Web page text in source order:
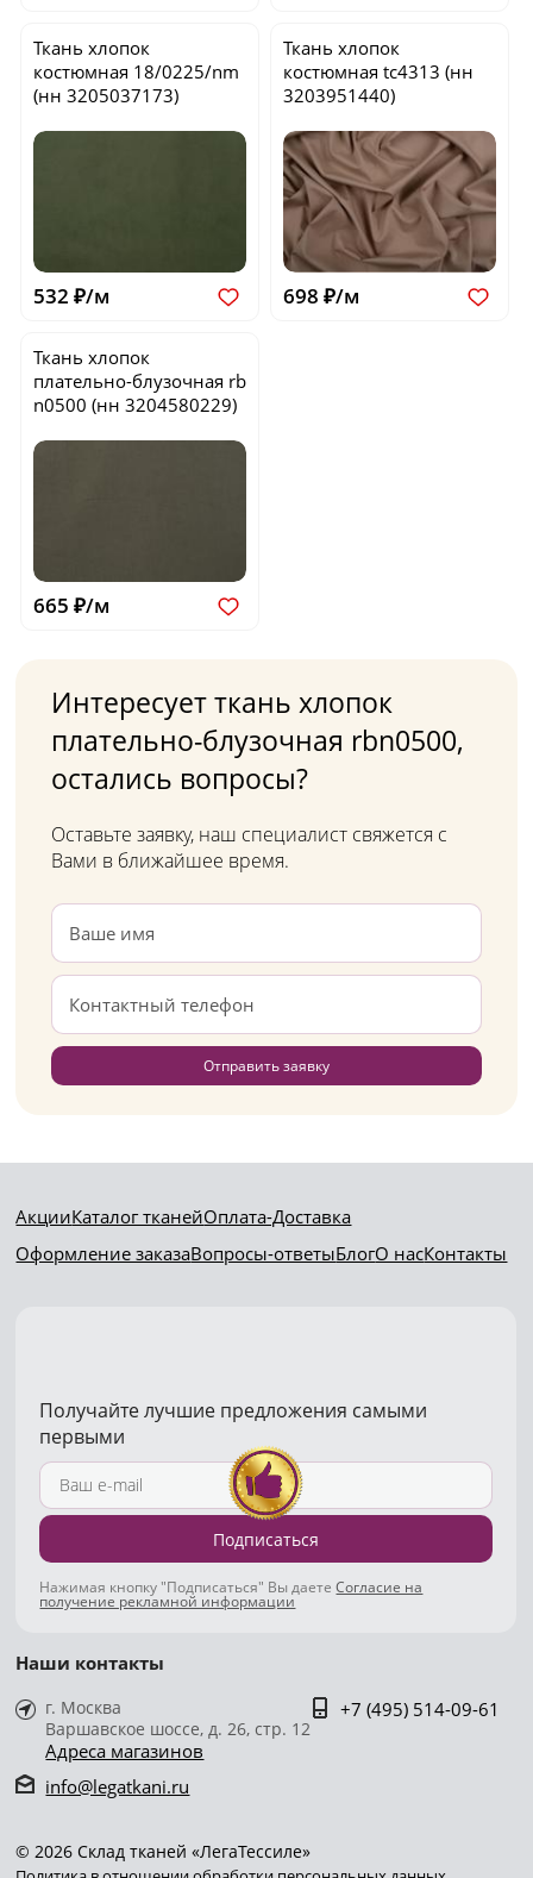
Ткань хлопок
костюмная 18/0225/nm
(нн 3205037173)
532 ₽/м
Ткань хлопок
костюмнаяtc4313 (нн
3203951440)
698 ₽/м
Ткань хлопок
плательно-блузочная rb
n0500 (нн 3204580229)
665 ₽/м
Интересует ткань хлопок
плательно-блузочная rbn0500,
остались вопросы?
Оставьте заявку, наш специалист свяжется с
Вами в ближайшее время.
Отправить заявку
АкцииКаталог тканейОплата-Доставка
Оформление заказаВопросы-ответыБлогО насКонтакты
Получайте лучшие предложения самыми
первыми
Подписаться
Нажимая кнопку "Подписаться" Вы даетеСогласие на
получение рекламной информации
Наши контакты
г. Москва
Варшавское шоссе, д. 26, стр. 12
Адреса магазинов
+7 (495) 514-09-61
info@legatkani.ru
© 2026 Склад тканей «ЛегаТессиле»